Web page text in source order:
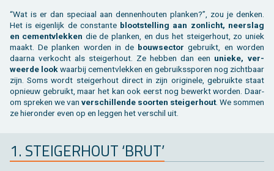
“Wat is er dan spe­ci­aal aan den­nen­hou­ten plan­ken?”, zou je den­ken.
Het is ei­gen­lijk de con­stan­te bloot­stel­ling aan zon­licht, neer­slag
en ce­ment­vlek­ken die de plan­ken, en dus het stei­ger­hout, zo uniek
maakt. De plan­ken wor­den in de bouw­sec­tor ge­bruikt, en wor­den
daar­na ver­kocht als stei­ger­hout. Ze heb­ben dan een unie­ke, ver­
weer­de lookwaar­bij ce­ment­vlek­ken en ge­bruiks­spo­ren nog zicht­baar
zijn. Soms wordt stei­ger­hout di­rect in zijn ori­gi­ne­le, ge­bruik­te staat
op­nieuw ge­bruikt, maar het kan ook eerst nog be­werkt wor­den. Daar­
om spre­ken we van ver­schil­len­de soor­ten stei­ger­hout. We som­men
ze hier­on­der even op en leg­gen het ver­schil uit.
1. STEI­GER­HOUT ‘BRUT’